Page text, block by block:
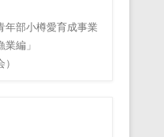
年部小樽愛育成事業
編」